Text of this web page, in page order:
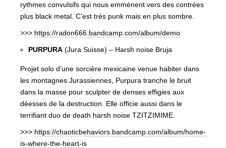
rythmes convulsifs qui nous emmènent vers des contrées
plus black metal. C’est très punk mais en plus sombre.
>>> https://radon666.bandcamp.com/album/demo
PURPURA (Jura Suisse) – Harsh noise Bruja
Projet solo d’une sorcière mexicaine venue habiter dans
les montagnes Jurassiennes, Purpura tranche le bruit
dans la masse pour sculpter de denses effigies aux
déesses de la destruction. Elle officie aussi dans le
terrifiant duo de death harsh noise TZITZIMIME.
>>> https://chaoticbehaviors.bandcamp.com/album/home-
is-where-the-heart-is